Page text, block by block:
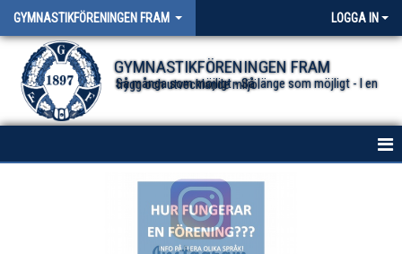
GYMNASTIKFÖRENINGEN FRAM LOGGA IN
GYMNASTIKFÖRENINGEN FRAM
Så många som möjligt - Så länge som möjligt - I en trygg och utvecklande miljö.
NYHETER FÖR ALLA TRUPPER